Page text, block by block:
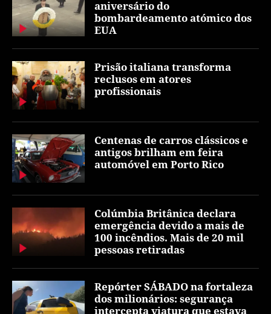
aniversário do
bombardeamento atómico dos
EUA
Prisão italiana transforma
reclusos em atores
profissionais
Centenas de carros clássicos e
antigos brilham em feira
automóvel em Porto Rico
Colúmbia Britânica declara
emergência devido a mais de
100 incêndios. Mais de 20 mil
pessoas retiradas
Repórter SÁBADO na fortaleza
dos milionários: segurança
intercepta viatura que estava